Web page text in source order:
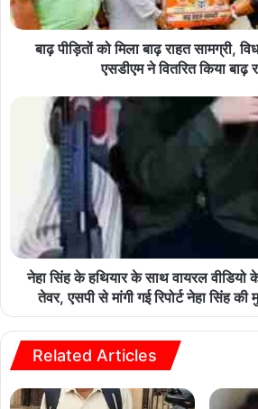
बाढ़ पीड़ितों को मिला बाढ़ राहत सामग्री,
एसडीएम ने वितरित किया बाढ़
नेहा सिंह के हथियार के साथ वायरल
तेवर, एसपी से मांगी गई रिपोर्ट नेहा सिंह
Related Articles